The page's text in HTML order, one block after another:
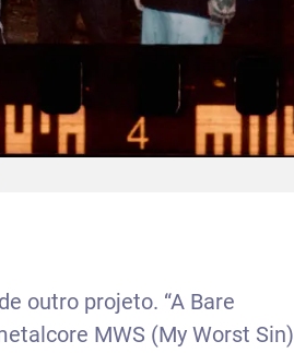
outro projeto. “A Bare
MWS (My Worst Sin)